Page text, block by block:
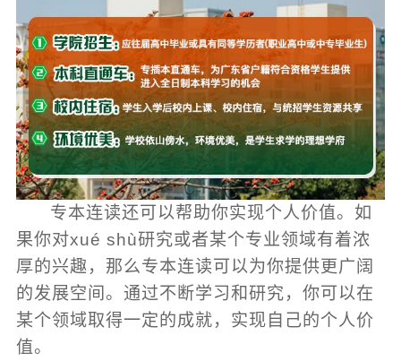
专本连读还可以帮助你实现个人价值。如
果你对xué shù研究或者某个专业领域有着浓
厚的兴趣，那么专本连读可以为你提供更广阔
的发展空间。通过不断学习和研究，你可以在
某个领域取得一定的成就，实现自己的个人价
值。